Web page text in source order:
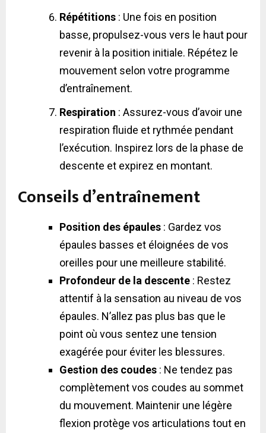
Répétitions : Une fois en position
basse, propulsez-vous vers le haut pour
revenir à la position initiale. Répétez le
mouvement selon votre programme
d’entraînement.
Respiration : Assurez-vous d’avoir une
respiration fluide et rythmée pendant
l’exécution. Inspirez lors de la phase de
descente et expirez en montant.
Conseils d’entraînement
Position des épaules : Gardez vos
épaules basses et éloignées de vos
oreilles pour une meilleure stabilité.
Profondeur de la descente : Restez
attentif à la sensation au niveau de vos
épaules. N’allez pas plus bas que le
point où vous sentez une tension
exagérée pour éviter les blessures.
Gestion des coudes : Ne tendez pas
complètement vos coudes au sommet
du mouvement. Maintenir une légère
flexion protège vos articulations tout en